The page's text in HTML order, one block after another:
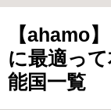
【ahamo
に最適っ
能国一覧